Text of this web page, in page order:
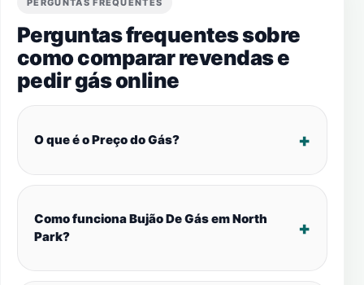
PERGUNTAS FREQUENTES
Perguntas frequentes sobre
como comparar revendas e
pedir gás online
O que é o Preço do Gás?
Como funciona Bujão De Gás em North
Park?